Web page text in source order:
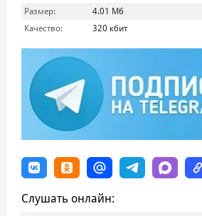
Размер:
4.01 Мб
Качество:
320 кбит
Слушать онлайн: